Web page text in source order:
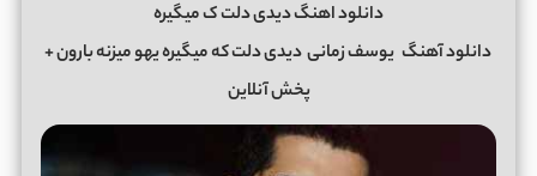
دانلود اهنگ دیدی دلت ک میگیره
دانلود آهنگ یوسف زمانیدیدی دلت که میگیره یهو میزنه بارون +
پخش آنلاین